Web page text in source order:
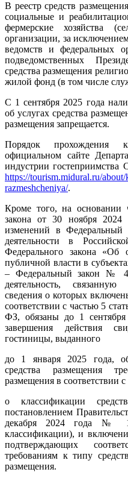
В реестр средств
социальные и
фермерские хозяйства
организации, за
ведомств и федеральных
подведомственных
средства размещения
жилой фонд (в том числе
С 1 сентября 2025 года
об услугах средства
размещения запрещается.
Порядок прохождения
официальном сайте
индустрии гостеприимства
https://tourism.midural.ru/
razmeshcheniya/.
Кроме того, на основании
закона от 30 ноября
изменений в Федеральный
деятельности в
Федерального закона «Об
публичной власти в
– Федеральный закон №
деятельность,
сведения о которых
соответствии с частью 5
ФЗ, обязаны до 1
завершения действия
гостиницы, выданного
до 1 января 2025 года,
средства размещения
размещения в соответствии
о классификации
постановлением
декабря 2024 года №
классификации), и
подтверждающих
требованиям к типу
размещения.